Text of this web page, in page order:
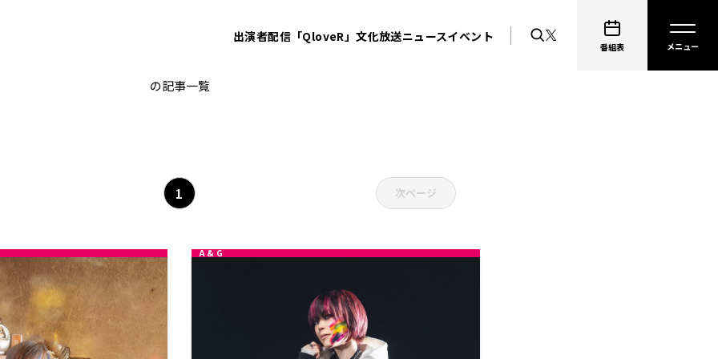
出演者配信「QloveR」文化放送ニュースイベント
番組表
アニメソング
の記事一覧
1 次ページ